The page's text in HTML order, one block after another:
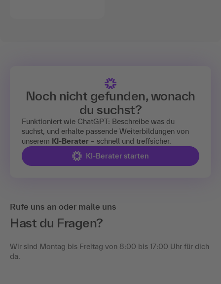
Noch nicht gefunden, wonach
du suchst?
Funktioniert wie ChatGPT: Beschreibe was du
suchst, und erhalte passende Weiterbildungen von
unserem KI-Berater – schnell und treffsicher.
KI-Berater starten
Rufe uns an oder maile uns
Hast du Fragen?
Wir sind Montag bis Freitag von 8:00 bis 17:00 Uhr für dich
da.